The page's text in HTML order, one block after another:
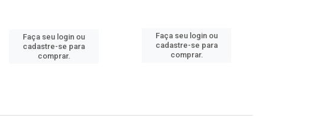
Faça seu login ou
cadastre-se para
comprar.
Faça seu login ou
cadastre-se para
comprar.